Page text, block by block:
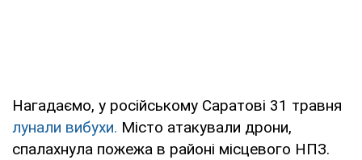
Нагадаємо, у російському Саратові 31 травня
лунали вибухи. Місто атакували дрони,
спалахнула пожежа в районі місцевого НПЗ.